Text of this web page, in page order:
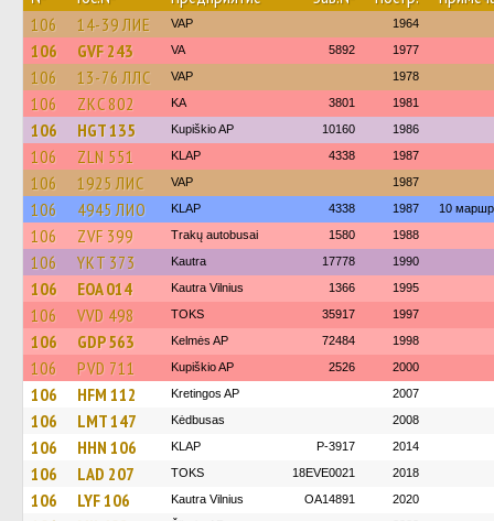
106 14-39 ЛИЕ VAP 1964
106 GVF 243 VA 5892 1977
106 13-76 ЛЛС VAP 1978
106 ZKC 802 KA 3801 1981
106 HGT 135 Kupiškio AP 10160 1986
106 ZLN 551 KLAP 4338 1987
106 1925 ЛИС VAP 1987
106 4945 ЛИО KLAP 4338 1987 10
106 ZVF 399 Trakų autobusai 1580 1988
106 YKT 373 Kautra 17778 1990
106 EOA 014 Kautra Vilnius 1366 1995
106 VVD 498 TOKS 35917 1997
106 GDP 563 Kelmės AP 72484 1998
106 PVD 711 Kupiškio AP 2526 2000
106 HFM 112 Kretingos AP 2007
106 LMT 147 Kėdbusas 2008
106 HHN 106 KLAP P-3917 2014
106 LAD 207 TOKS 18EVE0021 2018
106 LYF 106 Kautra Vilnius OA14891 2020